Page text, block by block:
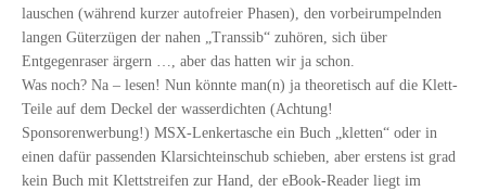
lauschen (während kurzer autofreier Phasen), den vorbeirumpelnden
langen Güterzügen der nahen „Transsib“ zuhören, sich über
Entgegenraser ärgern …, aber das hatten wir ja schon.
Was noch? Na – lesen! Nun könnte man(n) ja theoretisch auf die Klett-
Teile auf dem Deckel der wasserdichten (Achtung!
Sponsorenwerbung!) MSX-Lenkertasche ein Buch „kletten“ oder in
einen dafür passenden Klarsichteinschub schieben, aber erstens ist grad
kein Buch mit Klettstreifen zur Hand, der eBook-Reader liegt im